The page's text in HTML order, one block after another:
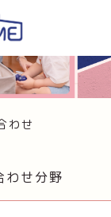
問い合わせ
わせ
わせ分野